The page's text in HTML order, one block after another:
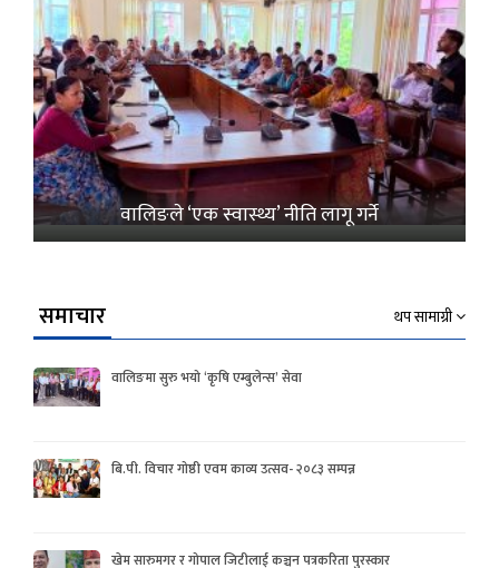
वालिङले ‘एक स्वास्थ्य’ नीति लागू गर्ने
समाचार थप सामाग्री
वालिङमा सुरु भयो ‘कृषि एम्बुलेन्स’ सेवा
बि.पी. विचार गोष्ठी एवम काव्य उत्सव- २०८३ सम्पन्न
खेम सारुमगर र गोपाल जिटीलाई कञ्चन पत्रकरिता पुरस्कार